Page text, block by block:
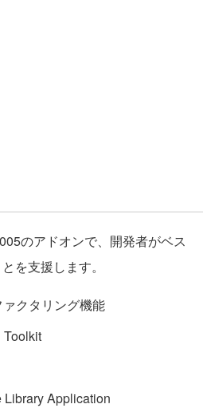
のアドオンで、開発者がベス
を支援します。
クタリング機能
Toolkit
Application